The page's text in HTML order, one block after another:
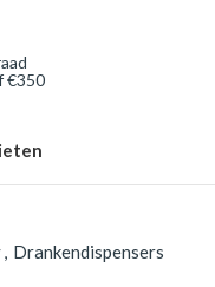
€350
Drankendispensers